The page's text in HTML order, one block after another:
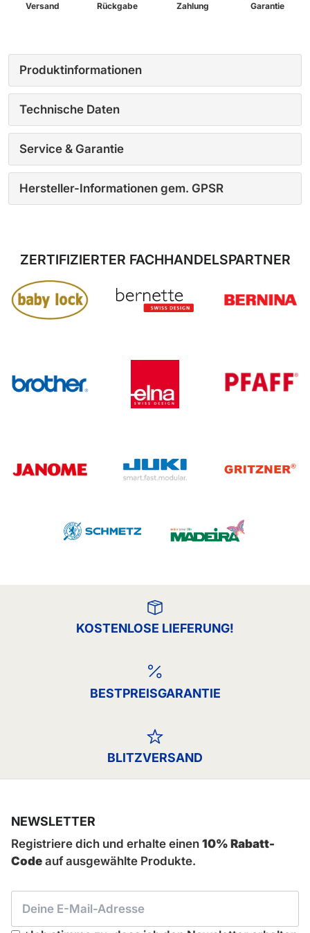
Versand
Rückgabe
Zahlung
Garantie
Produktinformationen
Technische Daten
Service & Garantie
Hersteller-Informationen gem. GPSR
ZERTIFIZIERTER FACHHANDELSPARTNER
KOSTENLOSE LIEFERUNG!
BESTPREISGARANTIE
BLITZVERSAND
NEWSLETTER
Registriere dich und erhalte einen 10% Rabatt-
Code auf ausgewählte Produkte.